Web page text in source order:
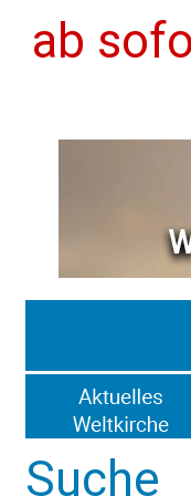
ab
Suche